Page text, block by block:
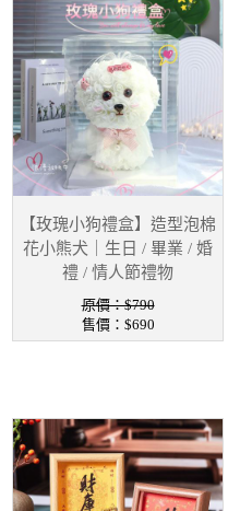
【玫瑰小狗禮盒】造型泡棉
花小熊犬｜生日 / 畢業 / 婚
禮 / 情人節禮物
原價：$790
售價： $690